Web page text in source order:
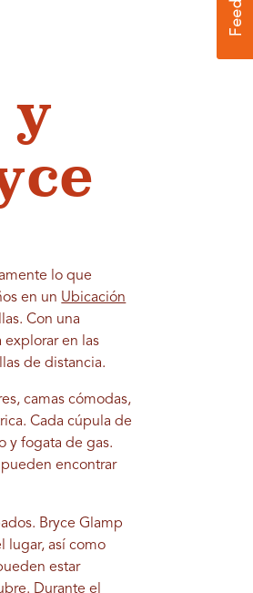
y
lo que
en un Ubicación
Con una
explorar en las
de distancia.
camas cómodas,
Cada cúpula de
y fogata de gas.
encontrar
Bryce Glamp
lugar, así como
estar
Durante el